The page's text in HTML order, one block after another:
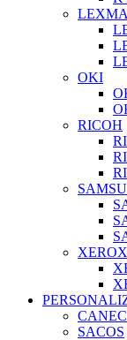
OKI
RICOH
XEROX
SACOS